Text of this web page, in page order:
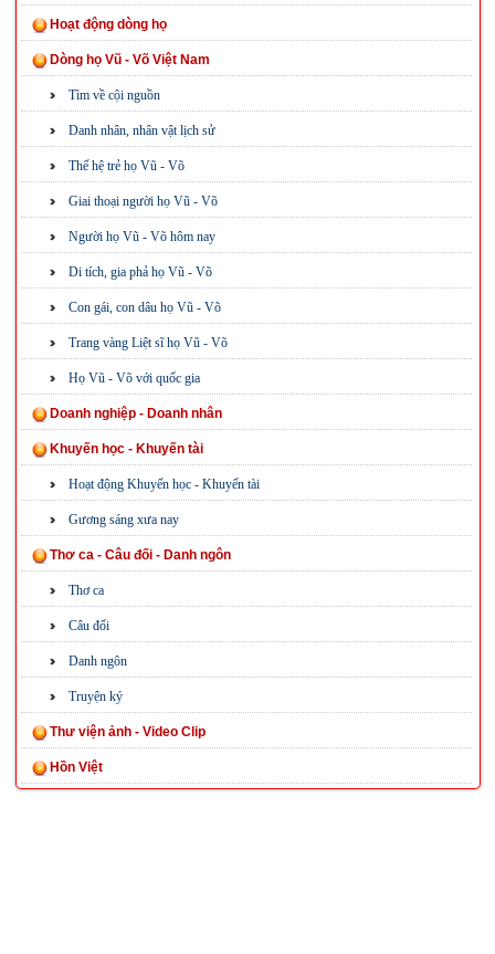
Hoạt động dòng họ
Dòng họ Vũ - Võ Việt Nam
Tìm về cội nguồn
Danh nhân, nhân vật lịch sử
Thế hệ trẻ họ Vũ - Võ
Giai thoại người họ Vũ - Võ
Người họ Vũ - Võ hôm nay
Di tích, gia phả họ Vũ - Võ
Con gái, con dâu họ Vũ - Võ
Trang vàng Liệt sĩ họ Vũ - Võ
Họ Vũ - Võ với quốc gia
Doanh nghiệp - Doanh nhân
Khuyến học - Khuyến tài
Hoạt động Khuyến học - Khuyến tài
Gương sáng xưa nay
Thơ ca - Câu đối - Danh ngôn
Thơ ca
Câu đối
Danh ngôn
Truyện ký
Thư viện ảnh - Video Clip
Hồn Việt